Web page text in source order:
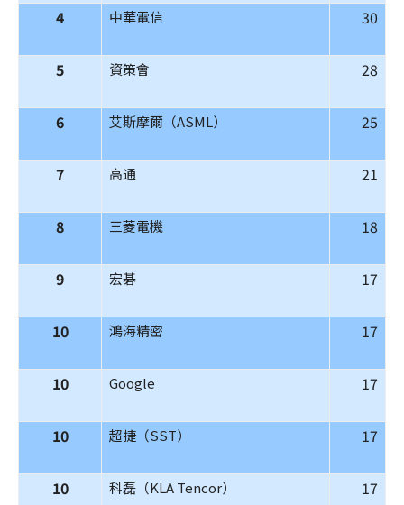
4 中華電信 30
5 資策會 28
6 艾斯摩爾（ASML） 25
7 高通 21
8 三菱電機 18
9 宏碁 17
10 鴻海精密 17
10 Google 17
10 超捷（SST） 17
10 科磊（KLA Tencor） 17